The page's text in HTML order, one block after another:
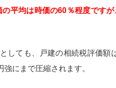
平均は時価の60％程度です
しても、戸建の相続税評価額
にまで圧縮されます。